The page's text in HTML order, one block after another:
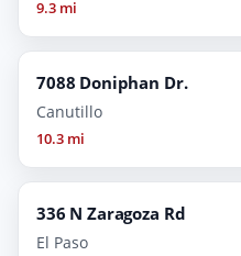
9.3 mi
7088 Doniphan Dr.
Canutillo
10.3 mi
336 N Zaragoza Rd
El Paso